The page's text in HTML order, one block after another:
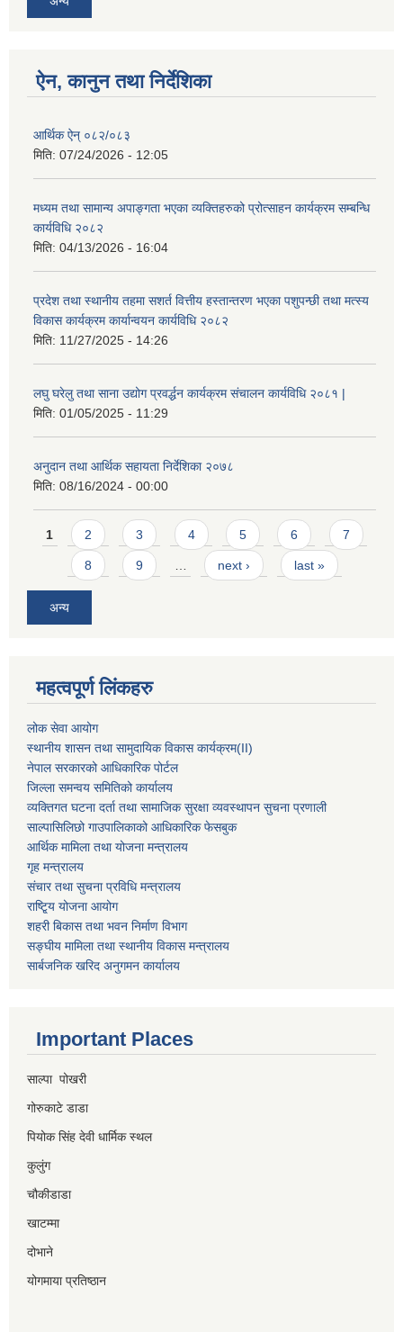
ऐन, कानुन तथा निर्देशिका
आर्थिक ऐन् ०८२/०८३
मिति: 07/24/2026 - 12:05
मध्यम तथा सामान्य अपाङ्गता भएका व्यक्तिहरुको प्रोत्साहन कार्यक्रम सम्बन्धि
कार्यविधि २०८२
मिति: 04/13/2026 - 16:04
प्रदेश तथा स्थानीय तहमा सशर्त वित्तीय हस्तान्तरण भएका पशुपन्छी तथा मत्स्य
विकास कार्यक्रम कार्यान्वयन कार्यविधि २०८२
मिति: 11/27/2025 - 14:26
लघु घरेलु तथा साना उद्योग प्रवर्द्धन कार्यक्रम संचालन कार्यविधि २०८१ |
मिति: 01/05/2025 - 11:29
अनुदान तथा आर्थिक सहायता निर्देशिका २०७८
मिति: 08/16/2024 - 00:00
Pages
1 2 3 4 5 6 7
8 9 … next › last »
अन्य
महत्वपूर्ण लिंकहरु
लोक सेवा आयोग
स्थानीय शासन तथा सामुदायिक विकास कार्यक्रम(II)
नेपाल सरकारको आधिकारिक पोर्टल
जिल्ला समन्वय समितिको कार्यालय
व्यक्तिगत घटना दर्ता तथा सामाजिक सुरक्षा व्यवस्थापन सुचना प्रणाली
साल्पासिलिछो गाउपालिकाको आधिकारिक फेसबुक
आर्थिक मामिला तथा योजना मन्त्रालय
गृह मन्त्रालय
संचार तथा सुचना प्रविधि मन्त्रालय
राष्टि्ृय योजना आयोग
शहरी बिकास तथा भवन निर्माण विभाग
सङ्घीय मामिला तथा स्थानीय विकास मन्त्रालय
सार्बजनिक खरिद अनुगमन कार्यालय
Important Places
साल्पा पोखरी
गोरुकाटे डाडा
पियोक सिंह देवी धार्मिक स्थल
कुलुंग
चौकीडाडा
खाटम्मा
दोभाने
योगमाया प्रतिष्ठान